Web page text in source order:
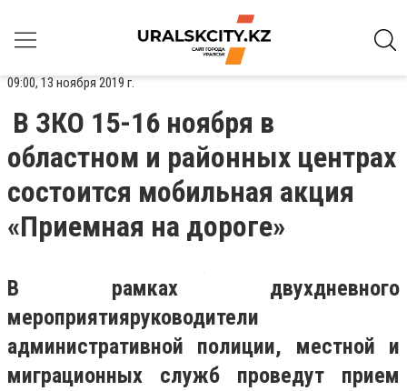
09:00, 13 ноября 2019 г.
В ЗКО 15-16 ноября в
областном и районных центрах
состоится мобильная акция
«Приемная на дороге»
В рамках двухдневного
мероприятияруководители
административной полиции, местной и
миграционных служб проведут прием